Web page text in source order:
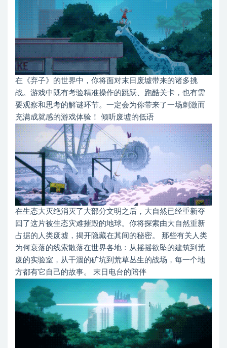
在《弃子》的世界中，你将面对末日废墟带来的诸多挑
战。游戏中既有考验精准操作的跳跃、跑酷关卡，也有需
要观察和思考的解谜环节。一定会为你带来了一场刺激而
充满成就感的游戏体验！ 倾听废墟的低语
在生态大灭绝消灭了大部分文明之后，大自然已经重新夺
回了这片被生态灾难摧毁的地球。你将探索由大自然重新
占据的人类废墟，揭开隐藏在其间的秘密。 那些有关人类
为何衰落的线索散落在世界各地：从摇摇欲坠的建筑到荒
废的实验室，从干涸的矿坑到荒草丛生的战场，每一个地
方都有它自己的故事。 末日电台的陪伴